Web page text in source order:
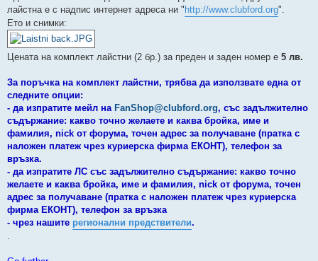
лайстна е с надпис интернет адреса ни "http://www.clubford.org".
Ето и снимки:
Цената на комплект лайстни (2 бр.) за преден и заден номер е 5 лв.
За поръчка на комплект лайстни, трябва да използвате една от
следните опции:
- да изпратите мейл на FanShop@clubford.org, със задължително
съдържание: какво точно желаете и каква бройка, име и
фамилия, nick от форума, точен адрес за получаване (пратка с
наложен платеж чрез куриерска фирма ЕКОНТ), телефон за
връзка.
- да изпратите ЛС със задължително съдържание: какво точно
желаете и каква бройка, име и фамилия, nick от форума, точен
адрес за получаване (пратка с наложен платеж чрез куриерска
фирма ЕКОНТ), телефон за връзка
- чрез нашите регионални предствители.